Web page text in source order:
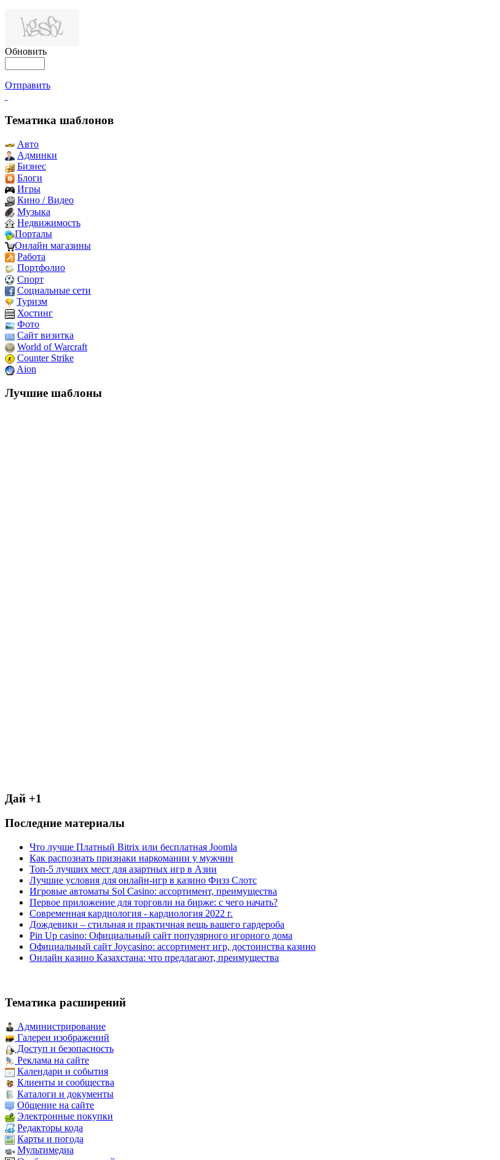
Обновить
Отправить
Тематика шаблонов
Авто
Админки
Бизнес
Блоги
Игры
Кино / Видео
Музыка
Недвижимость
Порталы
Онлайн магазины
Работа
Портфолио
Спорт
Социальные сети
Туризм
Хостинг
Фото
Сайт визитка
World of Warcraft
Counter Strike
Aion
Лучшие шаблоны
Дай +1
Последние материалы
Что лучше Платный Bitrix или бесплатная Joomla
Как распознать признаки наркомании у мужчин
Топ-5 лучших мест для азартных игр в Азии
Лучшие условия для онлайн-игр в казино Физз Слотс
Игровые автоматы Sol Casino: ассортимент, преимущества
Первое приложение для торговли на бирже: с чего начать?
Современная кардиология - кардиология 2022 г.
Дождевики – стильная и практичная вещь вашего гардероба
Pin Up casino: Официальный сайт популярного игорного дома
Официальный сайт Joycasino: ассортимент игр, достоинства казино
Онлайн казино Казахстана: что предлагают, преимущества
Тематика расширений
Администрирование
Галереи изображений
Доступ и безопасность
Реклама на сайте
Календари и события
Клиенты и сообщества
Каталоги и документы
Общение на сайте
Электронные покупки
Редакторы кода
Карты и погода
Мультимедиа